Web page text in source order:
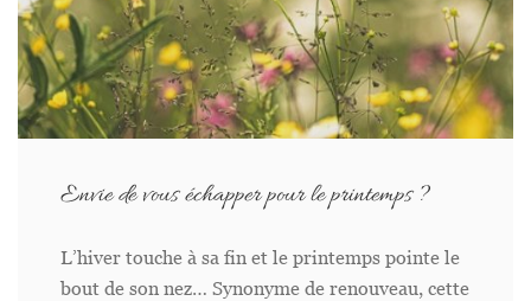
Envie de vous échapper pour le printemps ?
L’hiver touche à sa fin et le printemps pointe le
bout de son nez… Synonyme de renouveau, cette